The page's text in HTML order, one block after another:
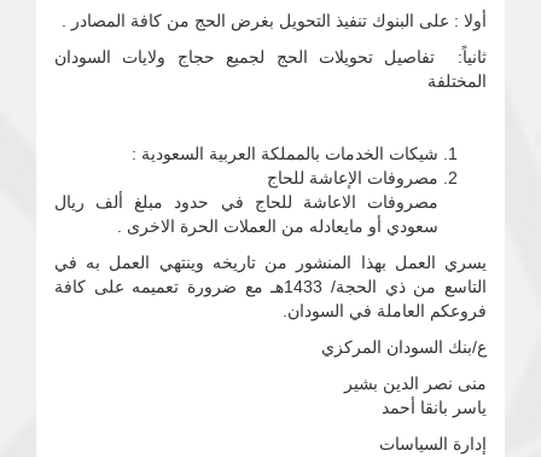
أولا : على البنوك تنفيذ التحويل بغرض الحج من كافة المصادر .
ثانياً: تفاصيل تحويلات الحج لجميع حجاج ولايات السودان
المختلفة
شيكات الخدمات بالمملكة العربية السعودية :
مصروفات الإعاشة للحاج
مصروفات الاعاشة للحاج في حدود مبلغ ألف ريال
سعودي أو مايعادله من العملات الحرة الاخرى .
يسري العمل بهذا المنشور من تاريخه وينتهي العمل به في
التاسع من ذي الحجة/ 1433هـ مع ضرورة تعميمه على كافة
فروعكم العاملة في السودان.
ع/بنك السودان المركزي
منى نصر الدين بشير
ياسر بانقا أحمد
إدارة السياسات